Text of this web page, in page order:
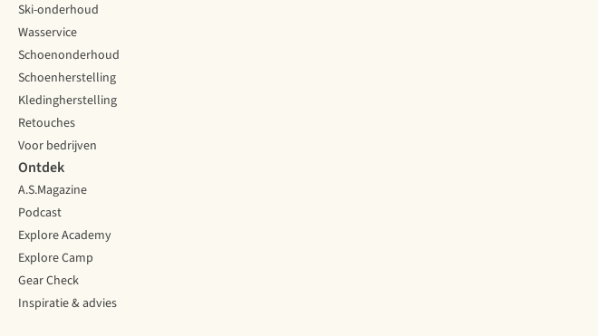
Ski-onderhoud
Wasservice
Schoenonderhoud
Schoenherstelling
Kledingherstelling
Retouches
Voor bedrijven
Ontdek
A.S.Magazine
Podcast
Explore Academy
Explore Camp
Gear Check
Inspiratie & advies